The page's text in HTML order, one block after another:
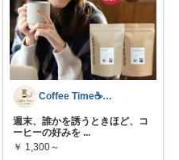
Coffee Time☕️いいもの研究
週末、誰かを誘うときほど、コ
ーヒーの好みを ...
￥ 1,300～